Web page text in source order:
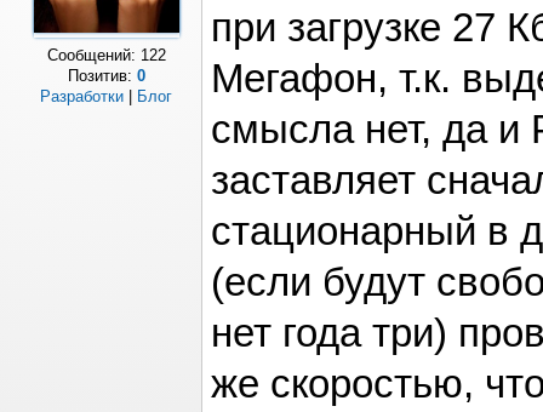
Сообщений: 122
Позитив: 0
Разработки
Блог
при загрузке 27
Мегафон, т.к.
смысла нет, да и
заставляет
стационарный в
(если будут
нет года три)
же скоростью,